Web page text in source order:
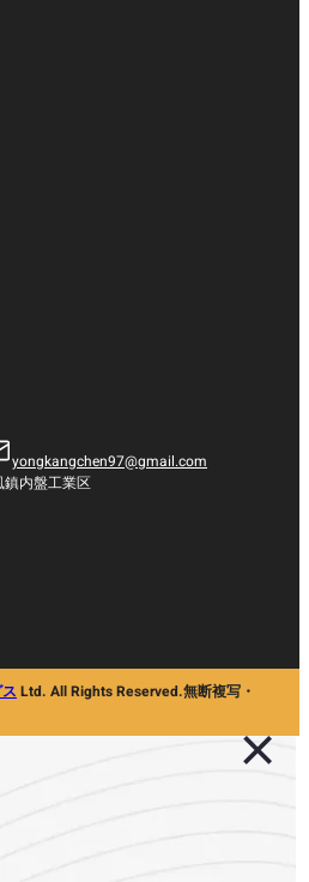
yongkangchen97@gmail.com
内盤工業区
Ltd. All Rights Reserved.無断複写・